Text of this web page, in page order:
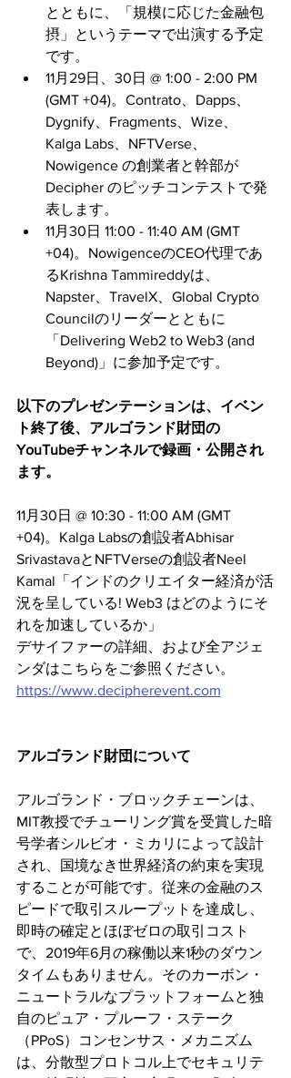
とともに、「規模に応じた金融包
摂」というテーマで出演する予定
です。
11月29日、30日 @ 1:00 - 2:00 PM
(GMT +04)。Contrato、Dapps、
Dygnify、Fragments、Wize、
Kalga Labs、NFTVerse、
Nowigence の創業者と幹部が
Decipher のピッチコンテストで発
表します。
11月30日 11:00 - 11:40 AM (GMT
+04)。NowigenceのCEO代理であ
るKrishna Tammireddyは、
Napster、TravelX、Global Crypto
Councilのリーダーとともに
「Delivering Web2 to Web3 (and
Beyond)」に参加予定です。
以下のプレゼンテーションは、イベン
ト終了後、アルゴランド財団の
YouTubeチャンネルで録画・公開され
ます。
11月30日 @ 10:30 - 11:00 AM (GMT
+04)。Kalga Labsの創設者Abhisar
SrivastavaとNFTVerseの創設者Neel
Kamal「インドのクリエイター経済が活
況を呈している! Web3 はどのようにそ
れを加速しているか」
デサイファーの詳細、および全アジェ
ンダはこちらをご参照ください。
https://www.decipherevent.com
アルゴランド財団について
アルゴランド・ブロックチェーンは、
MIT教授でチューリング賞を受賞した暗
号学者シルビオ・ミカリによって設計
され、国境なき世界経済の約束を実現
することが可能です。従来の金融のス
ピードで取引スループットを達成し、
即時の確定とほぼゼロの取引コスト
で、2019年6月の稼働以来1秒のダウン
タイムもありません。そのカーボン・
ニュートラルなプラットフォームと独
自のピュア・プルーフ・ステーク
（PPoS）コンセンサス・メカニズム
は、分散型プロトコル上でセキュリテ